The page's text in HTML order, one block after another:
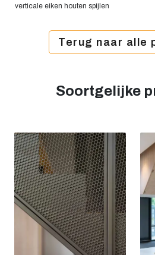
verticale eiken houten spijlen
Terug naar alle
Soortgelijke